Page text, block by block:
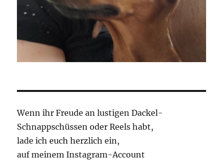
Wenn ihr Freude an lustigen Dackel-
Schnappschüssen oder Reels habt,
lade ich euch herzlich ein,
auf meinem Instagram-Account